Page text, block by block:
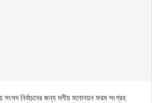
সংসদ নির্বাচনের জন্য দলীয় মনোনয়ন ফরম সংগ্রহ